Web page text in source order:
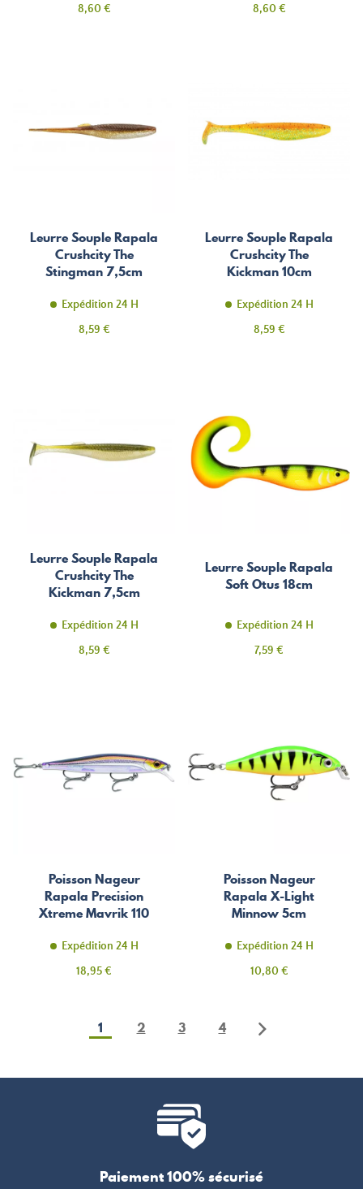
Prix
8,60 €
Prix
8,60 €
Leurre Souple Rapala
Crushcity The
Stingman 7,5cm
Expédition 24 H
Prix
8,59 €
Leurre Souple Rapala
Crushcity The
Kickman 10cm
Expédition 24 H
Prix
8,59 €
Leurre Souple Rapala
Crushcity The
Kickman 7,5cm
Expédition 24 H
Prix
8,59 €
Leurre Souple Rapala
Soft Otus 18cm
Expédition 24 H
Prix
7,59 €
Poisson Nageur
Rapala Precision
Xtreme Mavrik 110
Expédition 24 H
Prix
18,95 €
Poisson Nageur
Rapala X-Light
Minnow 5cm
Expédition 24 H
Prix
10,80 €
1 2 3 4
Paiement 100% sécurisé